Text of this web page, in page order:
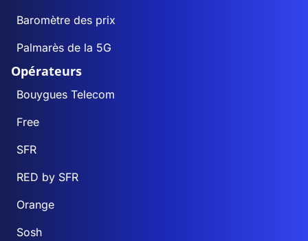
Baromètre des prix
Palmarès de la 5G
Opérateurs
Bouygues Telecom
Free
SFR
RED by SFR
Orange
Sosh